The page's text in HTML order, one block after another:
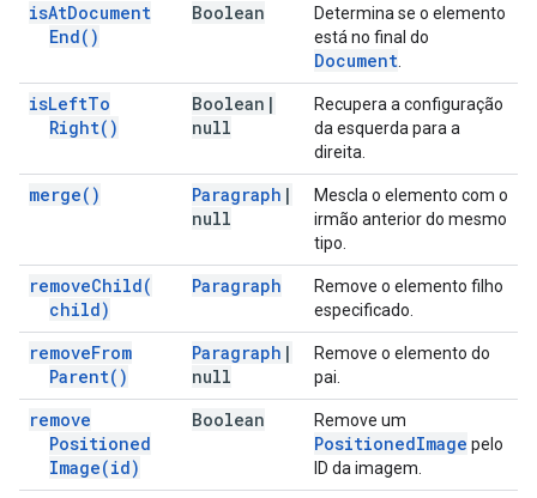
isAtDocument
End( )
Boolean
Determina se o elemento
está no final do
Document
isLeftTo
Right( )
Boolean |
null
Recupera a configuração
da esquerda para a
direita.
merge( ) Paragraph |
null
Mescla o elemento com o
irmão anterior do mesmo
tipo.
removeChild(
child)
Paragraph
Remove o elemento filho
especificado.
removeFrom
Parent( )
Paragraph |
null
Remove o elemento do
pai.
remove
Positioned
Image(id)
Boolean Remove um
PositionedImage pelo
ID da imagem.